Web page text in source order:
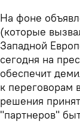
На фоне
(которые
Западной
сегодня на
обеспечит
к переговорам
решения
"партнеров"